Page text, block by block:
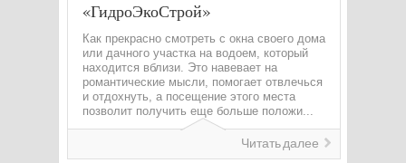
«ГидроЭкоСтрой»
Как прекрасно смотреть с окна своего дома
или дачного участка на водоем, который
находится вблизи. Это навевает на
романтические мысли, помогает отвлечься
и отдохнуть, а посещение этого места
позволит получить еще больше положи...
Читать далее